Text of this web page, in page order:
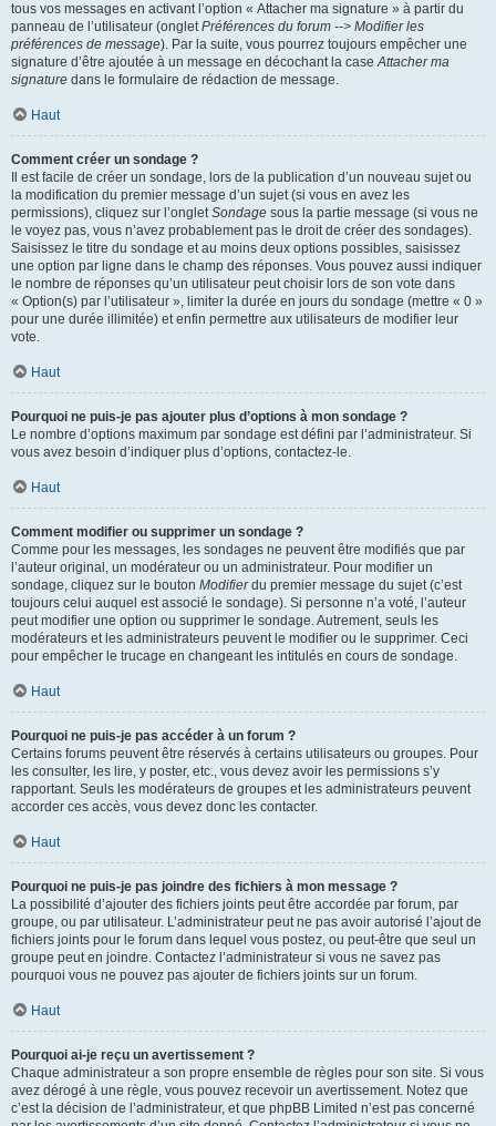
tous vos messages en activant l’option « Attacher ma signature » à partir du
panneau de l’utilisateur (ongletPréférences du forum --> Modifier les
préférences de message). Par la suite, vous pourrez toujours empêcher une
signature d’être ajoutée à un message en décochant la caseAttacher ma
signature dans le formulaire de rédaction de message.
Haut
Comment créer un sondage ?
Il est facile de créer un sondage, lors de la publication d’un nouveau sujet ou
la modification du premier message d’un sujet (si vous en avez les
permissions), cliquez sur l’ongletSondage sous la partie message (si vous ne
le voyez pas, vous n’avez probablement pas le droit de créer des sondages).
Saisissez le titre du sondage et au moins deux options possibles, saisissez
une option par ligne dans le champ des réponses. Vous pouvez aussi indiquer
le nombre de réponses qu’un utilisateur peut choisir lors de son vote dans
« Option(s) par l’utilisateur », limiter la durée en jours du sondage (mettre « 0 »
pour une durée illimitée) et enfin permettre aux utilisateurs de modifier leur
vote.
Haut
Pourquoi ne puis-je pas ajouter plus d’options à mon sondage ?
Le nombre d’options maximum par sondage est défini par l’administrateur. Si
vous avez besoin d’indiquer plus d’options, contactez-le.
Haut
Comment modifier ou supprimer un sondage ?
Comme pour les messages, les sondages ne peuvent être modifiés que par
l’auteur original, un modérateur ou un administrateur. Pour modifier un
sondage, cliquez sur le bouton Modifierdu premier message du sujet (c’est
toujours celui auquel est associé le sondage). Si personne n’a voté, l’auteur
peut modifier une option ou supprimer le sondage. Autrement, seuls les
modérateurs et les administrateurs peuvent le modifier ou le supprimer. Ceci
pour empêcher le trucage en changeant les intitulés en cours de sondage.
Haut
Pourquoi ne puis-je pas accéder à un forum ?
Certains forums peuvent être réservés à certains utilisateurs ou groupes. Pour
les consulter, les lire, y poster, etc., vous devez avoir les permissions s’y
rapportant. Seuls les modérateurs de groupes et les administrateurs peuvent
accorder ces accès, vous devez donc les contacter.
Haut
Pourquoi ne puis-je pas joindre des fichiers à mon message ?
La possibilité d’ajouter des fichiers joints peut être accordée par forum, par
groupe, ou par utilisateur. L’administrateur peut ne pas avoir autorisé l’ajout de
fichiers joints pour le forum dans lequel vous postez, ou peut-être que seul un
groupe peut en joindre. Contactez l’administrateur si vous ne savez pas
pourquoi vous ne pouvez pas ajouter de fichiers joints sur un forum.
Haut
Pourquoi ai-je reçu un avertissement ?
Chaque administrateur a son propre ensemble de règles pour son site. Si vous
avez dérogé à une règle, vous pouvez recevoir un avertissement. Notez que
c’est la décision de l’administrateur, et que phpBB Limited n’est pas concerné